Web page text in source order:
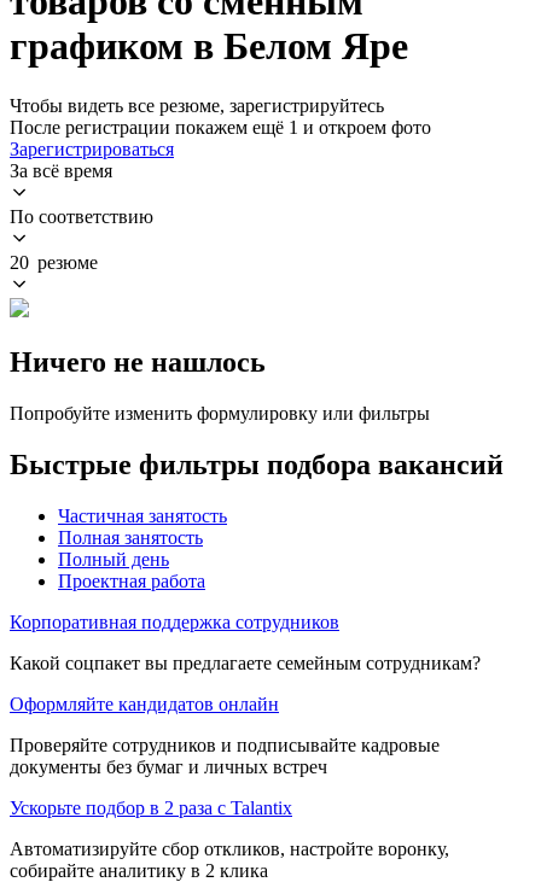
графиком в Белом Яре
Чтобы видеть все резюме, зарегистрируйтесь
После регистрации покажем ещё 1 и откроем фото
Зарегистрироваться
За всё время
По соответствию
20 резюме
Ничего не нашлось
Попробуйте изменить формулировку или фильтры
Быстрые фильтры подбора вакансий
Частичная занятость
Полная занятость
Полный день
Проектная работа
Корпоративная поддержка сотрудников
Какой соцпакет вы предлагаете семейным сотрудникам?
Оформляйте кандидатов онлайн
Проверяйте сотрудников и подписывайте кадровые
документы без бумаг и личных встреч
Ускорьте подбор в 2 раза с Talantix
Автоматизируйте сбор откликов, настройте воронку,
собирайте аналитику в 2 клика